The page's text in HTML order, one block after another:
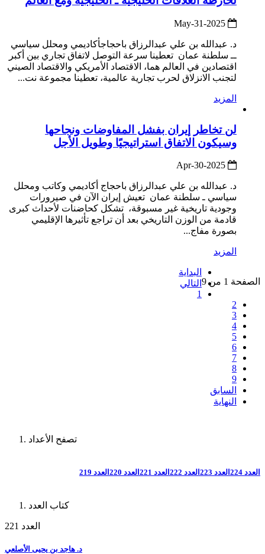
د. عبدالله بن علي عبدالرزاق باحجاجأكاديمي ومحلل سياسي
ــ سلطنة عمان تعطينا سرعة التوصل لاتفاق تجاري بين أكبر
اقتصادين في العالم هما، الاقتصاد الأمريكي والاقتصاد الصيني
لتجنب الانزلاق لحرب تجارية عالمية، تعطينا مجموعة نت...
المزيد
لن تخاطر إيران بفشل المفاوضات ونجاحها
وسيكون الاتفاق استراتيجيًا وطويل الأجل
د. عبدالله بن علي عبدالرزاق باحجاج أكاديمي وكاتب ومحلل
سياسي ـ سلطنة عمان تعيش إيران الآن في صيرورات
وجودية تاريخية غير مسبوقة، تشكل كحاضنات لأحداث كبرى
قادمة من الوزن التاريخي بعد أن تراجع تأثيرها الإقليمي
بصورة مفاج...
المزيد
الصفحة 1 من 9
البداية
التالي
1
2
3
4
5
6
7
8
9
السابق
النهاية
تصفح الأعداد
العدد 224 العدد 223 العدد 222 العدد 221 العدد 220 العدد 219
كتاب العدد
العدد 221
د. هاجد بن يحيى الأصلعي